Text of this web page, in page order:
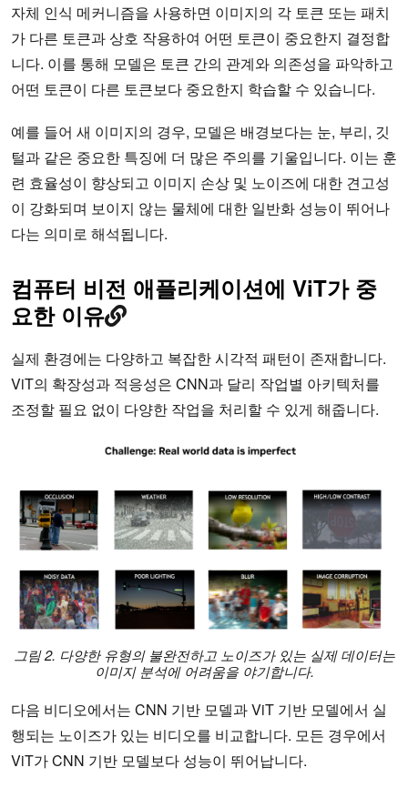
자체 인식 메커니즘을 사용하면 이미지의 각 토큰 또는 패치
가 다른 토큰과 상호 작용하여 어떤 토큰이 중요한지 결정합
니다. 이를 통해 모델은 토큰 간의 관계와 의존성을 파악하고
어떤 토큰이 다른 토큰보다 중요한지 학습할 수 있습니다.
예를 들어 새 이미지의 경우, 모델은 배경보다는 눈, 부리, 깃
털과 같은 중요한 특징에 더 많은 주의를 기울입니다. 이는 훈
련 효율성이 향상되고 이미지 손상 및 노이즈에 대한 견고성
이 강화되며 보이지 않는 물체에 대한 일반화 성능이 뛰어나
다는 의미로 해석됩니다.
컴퓨터 비전 애플리케이션에 ViT가 중
요한 이유
실제 환경에는 다양하고 복잡한 시각적 패턴이 존재합니다.
ViT의 확장성과 적응성은 CNN과 달리 작업별 아키텍처를
조정할 필요 없이 다양한 작업을 처리할 수 있게 해줍니다.
그림 2. 다양한 유형의 불완전하고 노이즈가 있는 실제 데이터는
이미지 분석에 어려움을 야기합니다.
다음 비디오에서는 CNN 기반 모델과 ViT 기반 모델에서 실
행되는 노이즈가 있는 비디오를 비교합니다. 모든 경우에서
ViT가 CNN 기반 모델보다 성능이 뛰어납니다.